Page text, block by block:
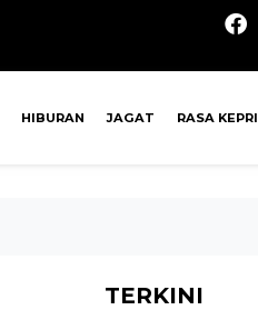
HIBURAN JAGAT RASA KEPRI
TERKINI